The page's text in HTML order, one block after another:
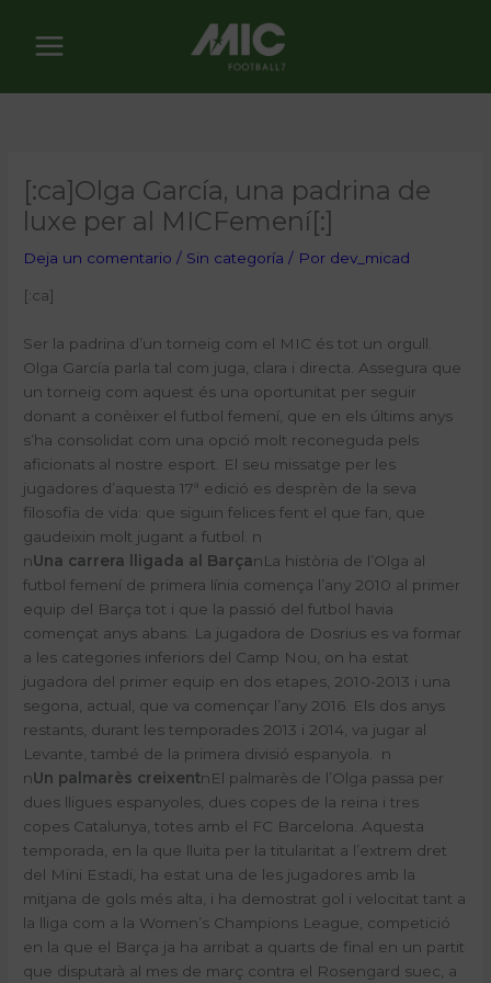
contenido
[:ca]Olga García, una padrina de
luxe per al MICFemení[:]
Deja un comentario / Sin categoría / Por dev_micad
[:ca]
Ser la padrina d’un torneig com el MIC és tot un orgull.
Olga García parla tal com juga, clara i directa. Assegura que
un torneig com aquest és una oportunitat per seguir
donant a conèixer el futbol femení, que en els últims anys
s’ha consolidat com una opció molt reconeguda pels
aficionats al nostre esport. El seu missatge per les
jugadores d’aquesta 17ª edició es desprèn de la seva
filosofia de vida: que siguin felices fent el que fan, que
gaudeixin molt jugant a futbol. n
nUna carrera lligada al BarçanLa història de l’Olga al
futbol femení de primera línia comença l’any 2010 al primer
equip del Barça tot i que la passió del futbol havia
començat anys abans. La jugadora de Dosrius es va formar
a les categories inferiors del Camp Nou, on ha estat
jugadora del primer equip en dos etapes, 2010-2013 i una
segona, actual, que va començar l’any 2016. Els dos anys
restants, durant les temporades 2013 i 2014, va jugar al
Levante, també de la primera divisió espanyola. n
nUn palmarès creixentnEl palmarès de l’Olga passa per
dues lligues espanyoles, dues copes de la reina i tres
copes Catalunya, totes amb el FC Barcelona. Aquesta
temporada, en la que lluita per la titularitat a l’extrem dret
del Mini Estadi, ha estat una de les jugadores amb la
mitjana de gols més alta, i ha demostrat gol i velocitat tant a
la lliga com a la Women’s Champions League, competició
en la que el Barça ja ha arribat a quarts de final en un partit
que disputarà al mes de març contra el Rosengard suec, a